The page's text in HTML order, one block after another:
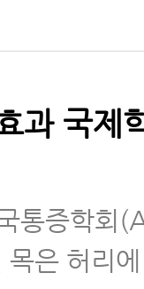
과 국제
통증학회
은 허리